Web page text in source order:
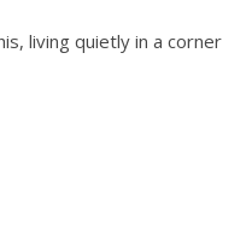
living quietly in a corner